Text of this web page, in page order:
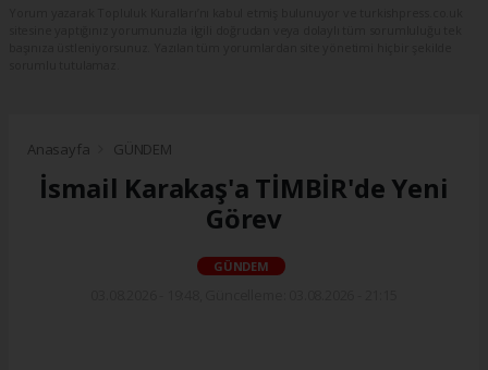
Anasayfa GÜNDEM
İsmail Karakaş'a TİMBİR'de Yeni
Görev
GÜNDEM